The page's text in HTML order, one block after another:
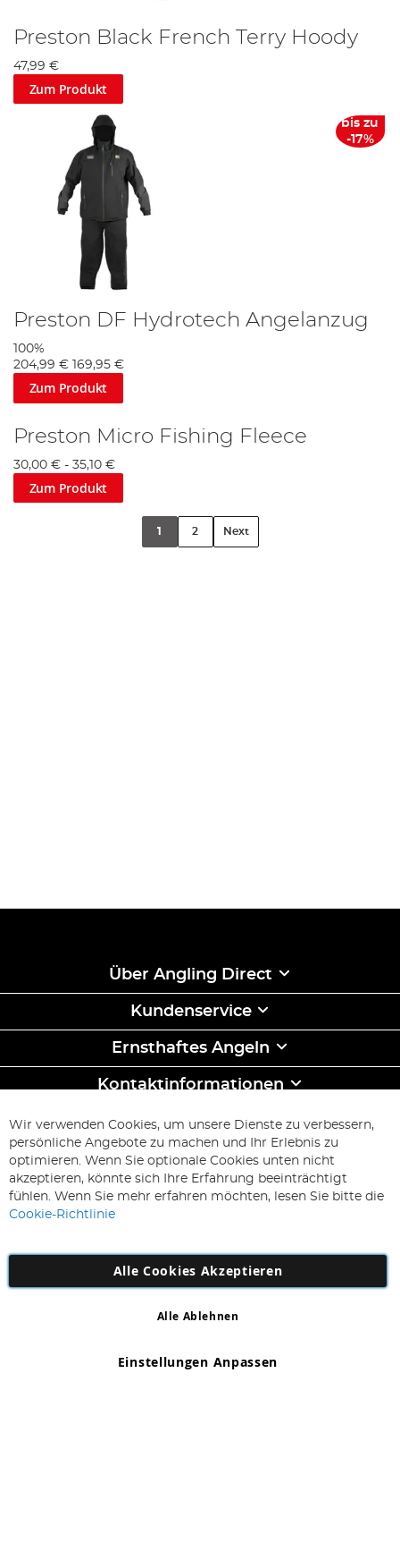
Preston Black French Terry Hoody
47,99 €
Zum Produkt
bis zu
-17%
Preston DF Hydrotech Angelanzug
100%
204,99 €
169,95 €
Zum Produkt
Preston Micro Fishing Fleece
30,00 € - 35,10 €
Zum Produkt
1 2 Next
Über Angling Direct
Kundenservice
Ernsthaftes Angeln
Kontaktinformationen
ABONNIEREN & SPAREN
Melden
Sie
unseren
Newsletter
Abonnieren
Firmennummer: 863029607
Wir verwenden Cookies, um unsere Dienste zu verbessern,
persönliche Angebote zu machen und Ihr Erlebnis zu
optimieren. Wenn Sie optionale Cookies unten nicht
akzeptieren, könnte sich Ihre Erfahrung beeinträchtigt
fühlen. Wenn Sie mehr erfahren möchten, lesen Sie bitte die
Cookie-Richtlinie
Alle Cookies Akzeptieren
Einstellungen Anpassen
Alle Ablehnen